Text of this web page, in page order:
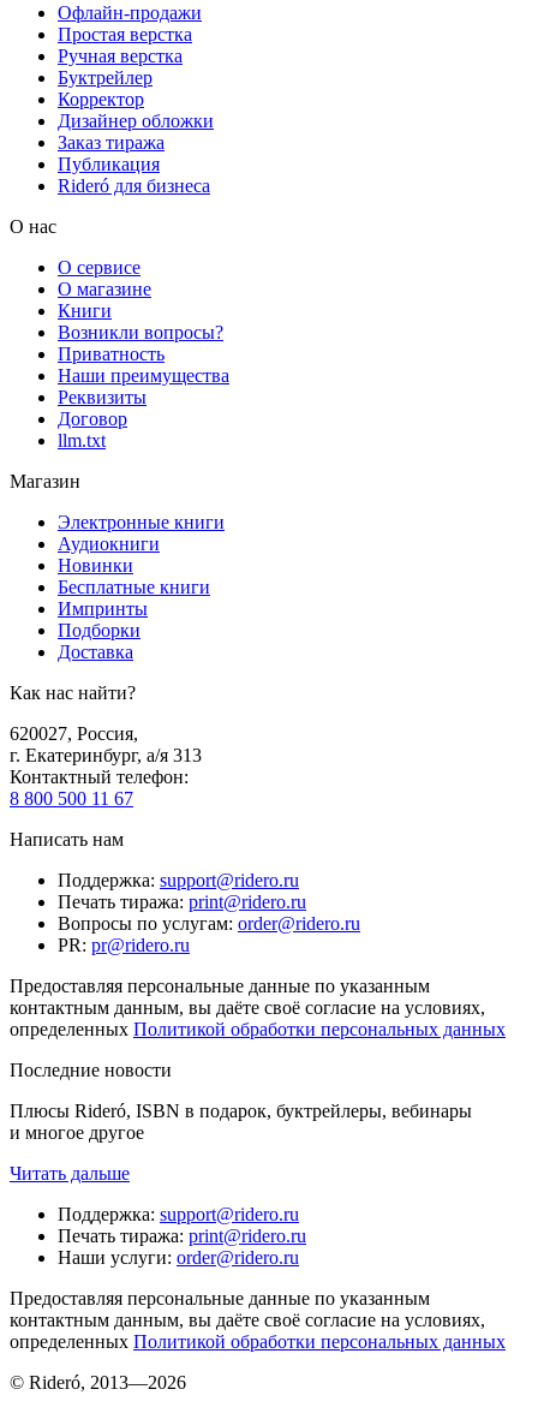
Офлайн-продажи
Простая верстка
Ручная верстка
Буктрейлер
Корректор
Дизайнер обложки
Заказ тиража
Публикация
Rideró для бизнеса
О нас
О сервисе
О магазине
Книги
Возникли вопросы?
Приватность
Наши преимущества
Реквизиты
Договор
llm.txt
Магазин
Электронные книги
Аудиокниги
Новинки
Бесплатные книги
Импринты
Подборки
Доставка
Как нас найти?
620027, Россия,
г. Екатеринбург, а/я 313
Контактный телефон:
8 800 500 11 67
Написать нам
Поддержка: support@ridero.ru
Печать тиража: print@ridero.ru
Вопросы по услугам: order@ridero.ru
PR: pr@ridero.ru
Предоставляя персональные данные по указанным
контактным данным, вы даёте своё согласие на условиях,
определенных Политикой обработки персональных данных
Последние новости
Плюсы Rideró, ISBN в подарок, буктрейлеры, вебинары
и многое другое
Читать дальше
Поддержка: support@ridero.ru
Печать тиража: print@ridero.ru
Наши услуги: order@ridero.ru
Предоставляя персональные данные по указанным
контактным данным, вы даёте своё согласие на условиях,
определенных Политикой обработки персональных данных
© Rideró, 2013—2026